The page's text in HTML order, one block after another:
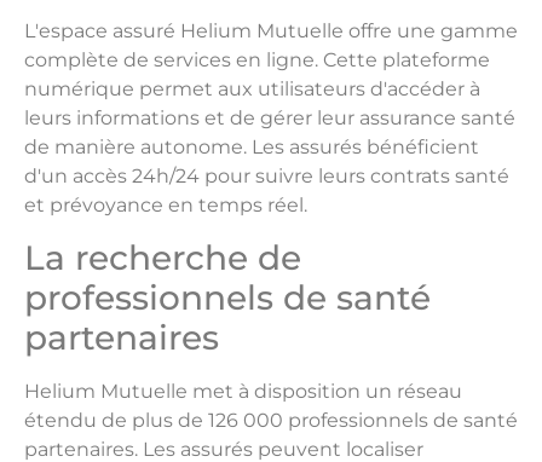
L'espace assuré Helium Mutuelle offre une gamme
complète de services en ligne. Cette plateforme
numérique permet aux utilisateurs d'accéder à
leurs informations et de gérer leur assurance santé
de manière autonome. Les assurés bénéficient
d'un accès 24h/24 pour suivre leurs contrats santé
et prévoyance en temps réel.
La recherche de
professionnels de santé
partenaires
Helium Mutuelle met à disposition un réseau
étendu de plus de 126 000 professionnels de santé
partenaires. Les assurés peuvent localiser